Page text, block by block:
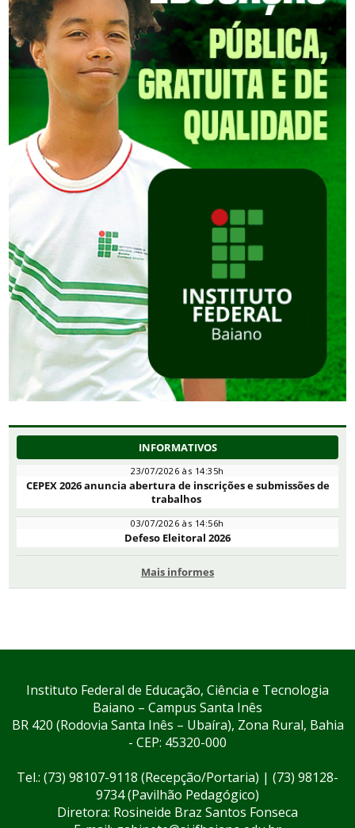
INFORMATIVOS
23/07/2026 às 14:35h
CEPEX 2026 anuncia abertura de inscrições e submissões de
trabalhos
03/07/2026 às 14:56h
Defeso Eleitoral 2026
Mais informes
Instituto Federal de Educação, Ciência e Tecnologia
Baiano – Campus Santa Inês
BR 420 (Rodovia Santa Inês – Ubaíra), Zona Rural, Bahia
- CEP: 45320-000
Tel.: (73) 98107-9118 (Recepção/Portaria) | (73) 98128-
9734 (Pavilhão Pedagógico)
Diretora: Rosineide Braz Santos Fonseca